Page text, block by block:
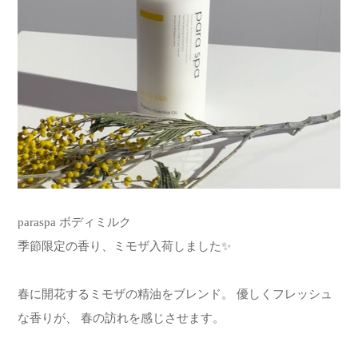
paraspa ボディミルク
季節限定の香り、ミモザ入荷しました✨
春に開花するミモザの精油をブレンド。 優しくフレッシュ
な香りが、 春の訪れを感じさせます。